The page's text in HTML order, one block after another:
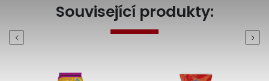
Související produkty:
Previous Next